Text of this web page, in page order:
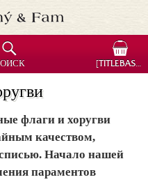
флаги и хоругви
качеством,
Начало нашей
параментов
[TITLEBASKET]